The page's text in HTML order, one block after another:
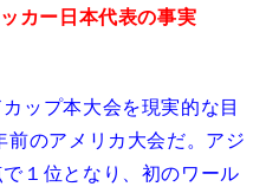
カー日本代表の事実
ップ本大会を現実的な目
のアメリカ大会だ。アジ
１位となり、初のワール